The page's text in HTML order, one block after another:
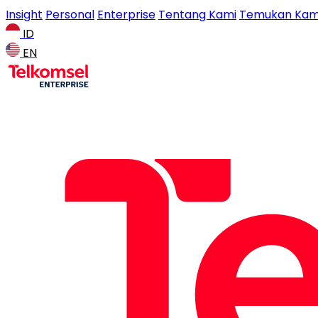
Insight Personal Enterprise Tentang Kami Temukan
ID
EN